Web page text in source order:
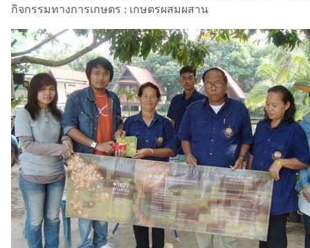
กิจกรรมทางการเกษตร : เกษตรผสมผสาน